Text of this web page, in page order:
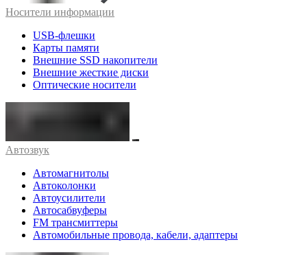
Носители информации
USB-флешки
Карты памяти
Внешние SSD накопители
Внешние жесткие диски
Оптические носители
Автозвук
Автомагнитолы
Автоколонки
Автоусилители
Автосабвуферы
FM трансмиттеры
Автомобильные провода, кабели, адаптеры